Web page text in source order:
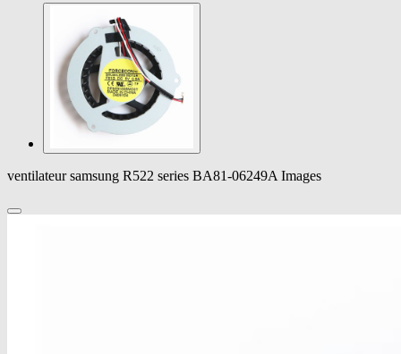
ventilateur samsung R522 series BA81-06249A Images